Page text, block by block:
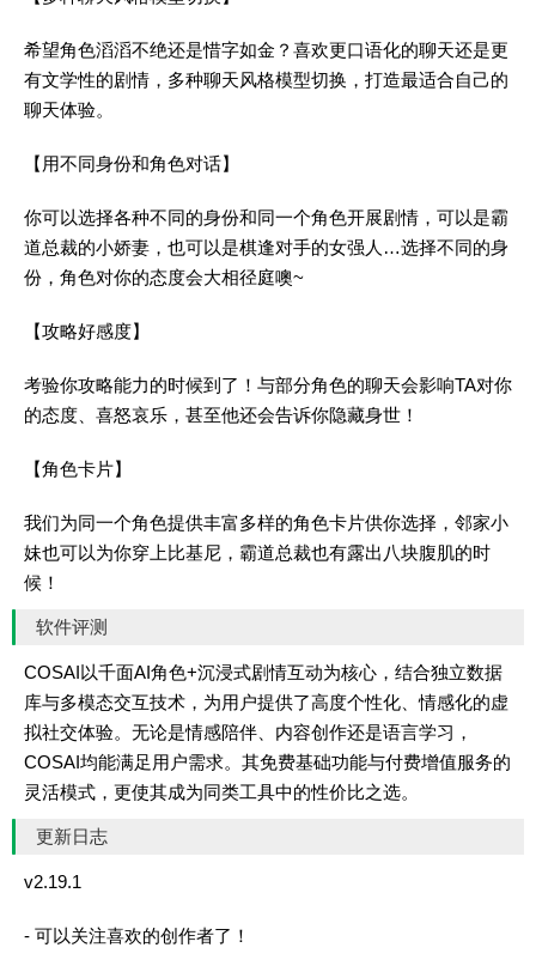
希望角色滔滔不绝还是惜字如金？喜欢更口语化的聊天还是更
有文学性的剧情，多种聊天风格模型切换，打造最适合自己的
聊天体验。
【用不同身份和角色对话】
你可以选择各种不同的身份和同一个角色开展剧情，可以是霸
道总裁的小娇妻，也可以是棋逢对手的女强人…选择不同的身
份，角色对你的态度会大相径庭噢~
【攻略好感度】
考验你攻略能力的时候到了！与部分角色的聊天会影响TA对你
的态度、喜怒哀乐，甚至他还会告诉你隐藏身世！
【角色卡片】
我们为同一个角色提供丰富多样的角色卡片供你选择，邻家小
妹也可以为你穿上比基尼，霸道总裁也有露出八块腹肌的时
候！
软件评测
COSAI以千面AI角色+沉浸式剧情互动为核心，结合独立数据
库与多模态交互技术，为用户提供了高度个性化、情感化的虚
拟社交体验。无论是情感陪伴、内容创作还是语言学习，
COSAI均能满足用户需求。其免费基础功能与付费增值服务的
灵活模式，更使其成为同类工具中的性价比之选。
更新日志
v2.19.1
- 可以关注喜欢的创作者了！